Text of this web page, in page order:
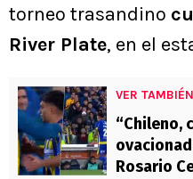
torneo trasandino
River Plate, en el
VER TAMBIÉN
“Chileno,
Rosario